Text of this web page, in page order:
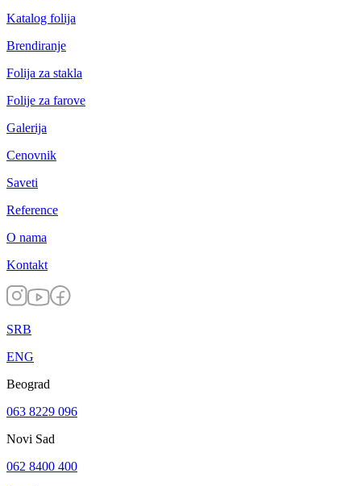
Katalog folija
Brendiranje
Folija za stakla
Folije za farove
Galerija
Cenovnik
Saveti
Reference
O nama
Kontakt
SRB
ENG
Beograd
063 8229 096
Novi Sad
062 8400 400